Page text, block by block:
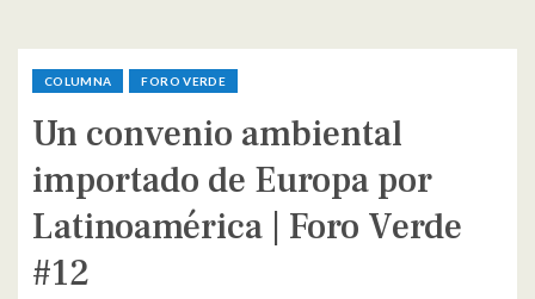
COLUMNA FORO VERDE
Un convenio ambiental
importado de Europa por
Latinoamérica | Foro Verde
#12